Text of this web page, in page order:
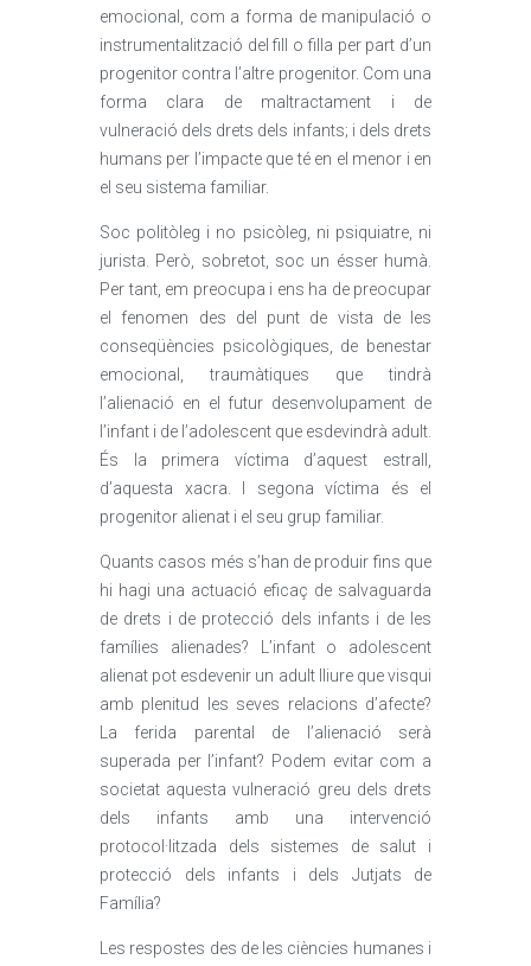
emocional, com a forma de manipulació o
instrumentalització del fill o filla per part d’un
progenitor contra l’altre progenitor. Com una
forma clara de maltractament i de
vulneració dels drets dels infants; i dels drets
humans per l’impacte que té en el menor i en
el seu sistema familiar.
Soc politòleg i no psicòleg, ni psiquiatre, ni
jurista. Però, sobretot, soc un ésser humà.
Per tant, em preocupa i ens ha de preocupar
el fenomen des del punt de vista de les
conseqüències psicològiques, de benestar
emocional, traumàtiques que tindrà
l’alienació en el futur desenvolupament de
l’infant i de l’adolescent que esdevindrà adult.
És la primera víctima d’aquest estrall,
d’aquesta xacra. I segona víctima és el
progenitor alienat i el seu grup familiar.
Quants casos més s’han de produir fins que
hi hagi una actuació eficaç de salvaguarda
de drets i de protecció dels infants i de les
famílies alienades? L’infant o adolescent
alienat pot esdevenir un adult lliure que visqui
amb plenitud les seves relacions d’afecte?
La ferida parental de l’alienació serà
superada per l’infant? Podem evitar com a
societat aquesta vulneració greu dels drets
dels infants amb una intervenció
protocol·litzada dels sistemes de salut i
protecció dels infants i dels Jutjats de
Família?
Les respostes des de les ciències humanes i